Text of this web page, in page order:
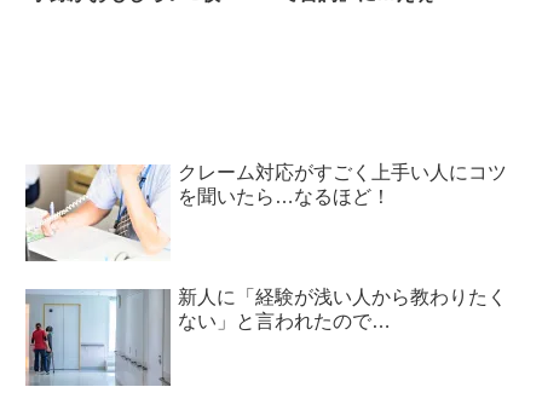
クレーム対応がすごく上手い人にコツ
を聞いたら…なるほど！
新人に「経験が浅い人から教わりたく
ない」と言われたので…